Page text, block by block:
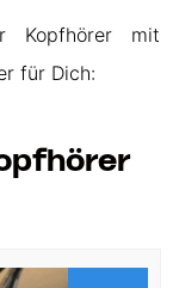
Kopfhörer mit
für Dich: